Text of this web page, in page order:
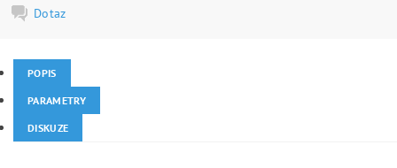
Dotaz
POPIS
PARAMETRY
DISKUZE